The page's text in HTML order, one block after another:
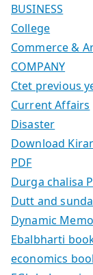
BUSINESS
College
Commerce &
COMPANY
Ctet previous
Current Affairs
Disaster
Download
PDF
Durga chalisa
Dutt and
Dynamic
Ebalbharti
economics